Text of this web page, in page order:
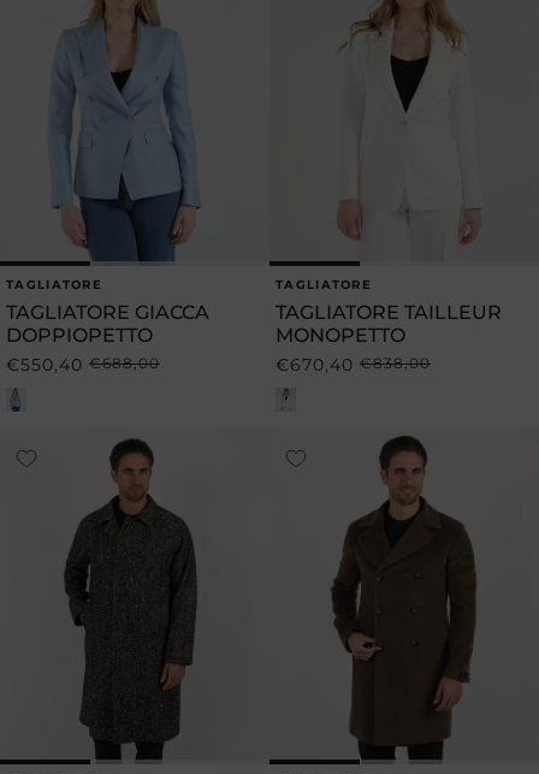
Produttore:
TAGLIATORE
TAGLIATORE GIACCA
DOPPIOPETTO
€688,00
€550,40
Produttore:
TAGLIATORE
TAGLIATORE TAILLEUR
MONOPETTO
€838,00
€670,40